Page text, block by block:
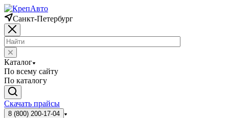
Санкт-Петербург
Каталог
По всему сайту
По каталогу
Скачать прайсы
8 (800) 200-17-04